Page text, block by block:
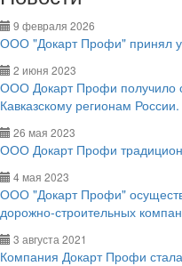
9 февраля 2026
ООО "Докарт Профи" принял
2 июня 2023
ООО Докарт Профи получило
Кавказскому регионам России.
26 мая 2023
ООО Докарт Профи
4 мая 2023
ООО "Докарт Профи"
дорожно-строительных
3 августа 2021
Компания Докарт Профи